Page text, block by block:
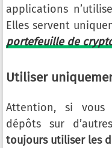
applications
Elles servent
portefeuille de
Utiliser
Attention, si vous
dépôts sur
toujours utiliser les